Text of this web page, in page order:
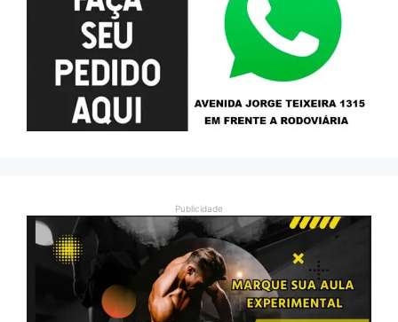
Publicidade